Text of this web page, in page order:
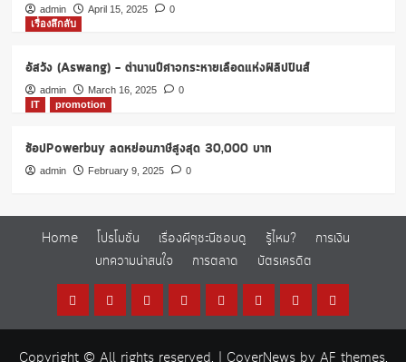
admin April 15, 2025
0
เรื่องลึกลับ
อัสวัง (Aswang) – ตำนานปีศาจกระหายเลือดแห่งฟิลิปปินส์
admin March 16, 2025
0
IT
promotion
ช้อปPowerbuy ลดหย่อนภาษีสูงสุด 30,000 บาท
admin February 9, 2025 0
Home โปรโมชั่น เรื่องผีๆชะนีชอบดู รู้ไหม?
การเงิน
บทความน่าสนใจ
การตลาด บัตรเครดิต
Home โปร
เรื่อง
รู้
การ
บทความการ
บัตร
Copyright © All rights reserved. CoverNewsby AF themes.